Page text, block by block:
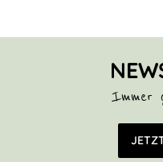
Immer
E-Mail